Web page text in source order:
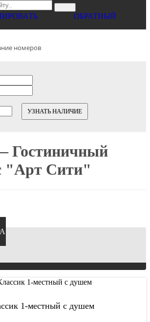
ОБРАТНЫЙ
номеров
УЗНАТЬ НАЛИЧИЕ
Гостиничный
"Арт Сити"
1-местный с душем